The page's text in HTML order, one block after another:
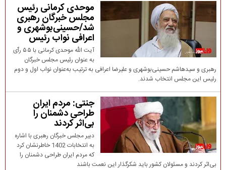
موحدی کرمانی رئیس
مجلس خبرگان رهبری
شد/حسینی‌بوشهری و
اعرافی نواب رئیس
آیت الله موحدی کرمانی با ۵۵ رٱی
به عنوان رئیس مجلس خبرگان
رهبری و سیدهاشم حسینی‌بوشهری و علیرضا اعرافی به ترتیب به‌عنوان نواب اول و دوم
رئیس این مجلس انتخاب شدند.
جنتی: مردم ایران
طراحی دشمنان را
بی‌اثر کردند
دبیر مجلس خبرگان رهبری با اشاره
به انتخابات 1402 خاطرنشان کرد
که مردم ایران طراحی دشمنان را
بی‌اثر کردند و مسئولان کشور باید شکرگذار این نعمت باشند